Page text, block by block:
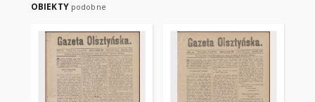
OBIEKTY podobne